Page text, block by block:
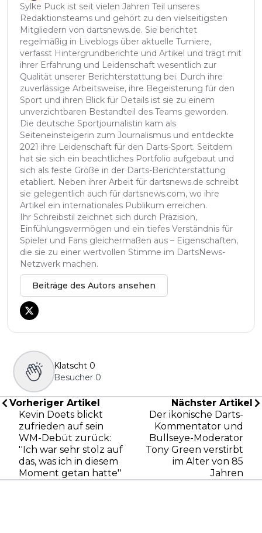
Sylke Puck ist seit vielen Jahren Teil unseres
Redaktionsteams und gehört zu den vielseitigsten
Mitgliedern von dartsnews.de. Sie berichtet
regelmäßig in Liveblogs über aktuelle Turniere,
verfasst Hintergrundberichte und Artikel und trägt mit
ihrer Erfahrung und Leidenschaft wesentlich zur
Qualität unserer Berichterstattung bei. Durch ihre
zuverlässige Arbeitsweise, ihre Begeisterung für den
Sport und ihren Blick für Details ist sie zu einem
unverzichtbaren Bestandteil des Teams geworden.
Die deutsche Sportjournalistin kam als
Seiteneinsteigerin zum Journalismus und entdeckte
2021 ihre Leidenschaft für den Darts-Sport. Seitdem
hat sie sich ein beachtliches Portfolio aufgebaut und
sich als feste Größe in der Darts-Berichterstattung
etabliert. Neben ihrer Arbeit für dartsnews.de schreibt
sie gelegentlich auch für dartsnews.com, wo ihre
Artikel ein internationales Publikum erreichen.
Ihr Schreibstil zeichnet sich durch Präzision,
Einfühlungsvermögen und ein tiefes Verständnis für
Spieler und Fans gleichermaßen aus – Eigenschaften,
die sie zu einer wertvollen Stimme im DartsNews-
Netzwerk machen.
Beiträge des Autors ansehen
Klatscht 0
Besucher 0
Vorheriger Artikel
Kevin Doets blickt
zufrieden auf sein
WM-Debüt zurück:
''Ich war sehr stolz auf
das, was ich in diesem
Moment getan hatte''
Nächster Artikel
Der ikonische Darts-
Kommentator und
Bullseye-Moderator
Tony Green verstirbt
im Alter von 85
Jahren